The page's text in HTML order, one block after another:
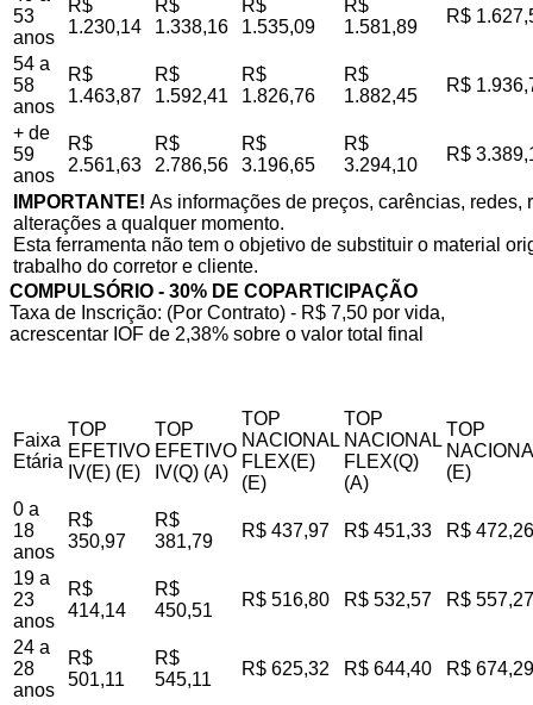
53
anos
R$
1.230,14
R$
1.338,16
R$
1.535,09
R$
1.581,89
R$
54 a
58
anos
R$
1.463,87
R$
1.592,41
R$
1.826,76
R$
1.882,45
R$
+ de
59
anos
R$
2.561,63
R$
2.786,56
R$
3.196,65
R$
3.294,10
R$
IMPORTANTE! As informações de preços, carências,
alterações a qualquer momento.
Esta ferramenta não tem o objetivo de substituir o material
trabalho do corretor e cliente.
COMPULSÓRIO - 30% DE COPARTICIPAÇÃO
Taxa de Inscrição: (Por Contrato) - R$ 7,50 por vida,
acrescentar IOF de 2,38% sobre o valor total final
Faixa
Etária
TOP
EFETIVO
IV(E) (E)
TOP
EFETIVO
IV(Q) (A)
TOP
NACIONAL
FLEX(E)
(E)
TOP
NACIONAL
FLEX(Q)
(A)
TOP
(E)
0 a
18
anos
R$
350,97
R$
381,79
R$ 437,97 R$ 451,33 R$ 472,26
19 a
23
anos
R$
414,14
R$
450,51
R$ 516,80 R$ 532,57 R$ 557,27
24 a
28
anos
R$
501,11
R$
545,11
R$ 625,32 R$ 644,40 R$ 674,29